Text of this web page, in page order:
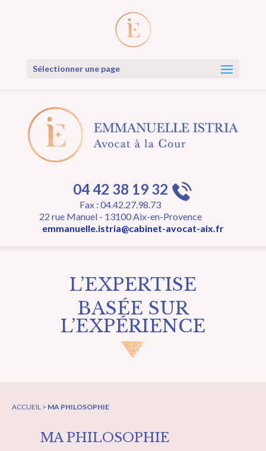
Sélectionner une page
04 42 38 19 32
Fax : 04.42.27.98.73
22 rue Manuel - 13100 Aix-en-Provence
emmanuelle.istria@cabinet-avocat-aix.fr
L’EXPERTISE
BASÉE SUR
L’EXPÉRIENCE
ACCUEIL > MA PHILOSOPHIE
MA PHILOSOPHIE